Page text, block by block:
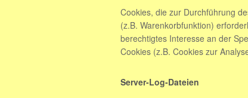
Cookies, die zur Durchführung
(z.B. Warenkorbfunktion)
berechtigtes Interesse an der
Cookies (z.B. Cookies zur
Server-Log-Dateien